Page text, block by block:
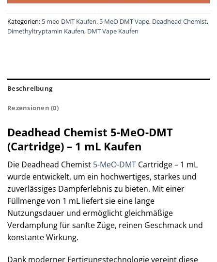
Kategorien: 5 meo DMT Kaufen, 5 MeO DMT Vape, Deadhead Chemist,
Dimethyltryptamin Kaufen, DMT Vape Kaufen
Beschreibung
Rezensionen (0)
Deadhead Chemist 5-MeO-DMT
(Cartridge) – 1 mL Kaufen
Die Deadhead Chemist 5-MeO-DMT Cartridge – 1 mL
wurde entwickelt, um ein hochwertiges, starkes und
zuverlässiges Dampferlebnis zu bieten. Mit einer
Füllmenge von 1 mL liefert sie eine lange
Nutzungsdauer und ermöglicht gleichmäßige
Verdampfung für sanfte Züge, reinen Geschmack und
konstante Wirkung.
Dank moderner Fertigungstechnologie vereint diese